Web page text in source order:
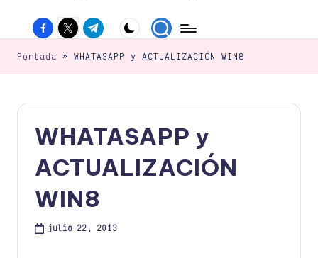
sitio
noticias
tecnología
Facebook
Twitter
Canal
Telegram
Portada » WHATASAPP y ACTUALIZACIÓN WIN8
WHATASAPP y
ACTUALIZACIÓN
WIN8
julio 22, 2013